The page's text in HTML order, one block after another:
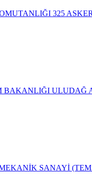
325
BAKANLIĞI ULUDAĞ
SANAYİ